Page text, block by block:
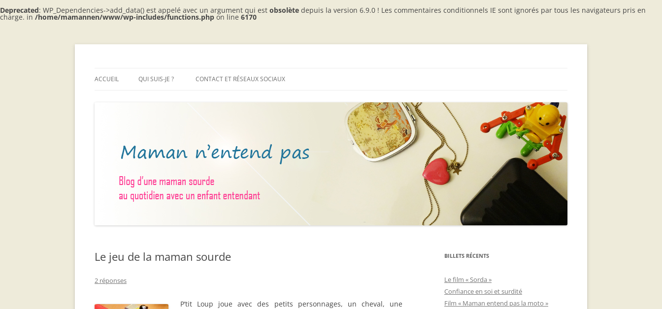
Deprecated: WP_Dependencies->add_data() est appelé avec un argument qui est obsolète depuis la version 6.9.0 ! Les commentaires conditionnels IE sont ignorés par tous les navigateurs pris en
charge. in /home/mamannen/www/wp-includes/functions.php on line 6170
Aller
ACCUEIL QUI SUIS-JE ? CONTACT ET RÉSEAUX SOCIAUX
Le jeu de la maman sourde
2 réponses
P’tit Loup joue avec des petits personnages, un cheval, une
BILLETS RÉCENTS
Le film « Sorda »
Confiance en soi et surdité
Film « Maman entend pas la moto »